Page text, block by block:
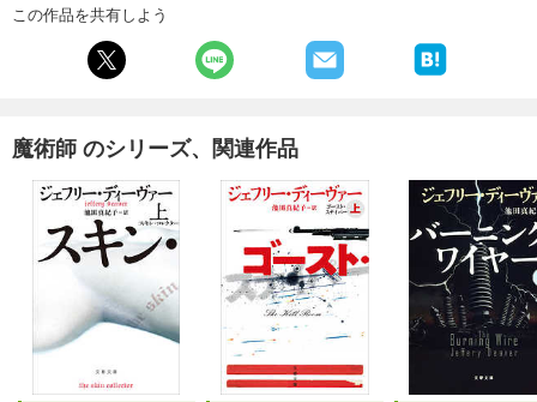
この作品を共有しよう
魔術師 のシリーズ、関連作品